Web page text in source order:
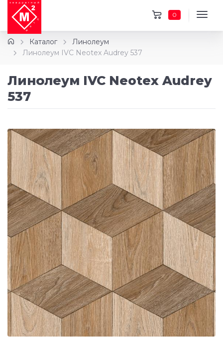
0
Каталог
Линолеум
Линолеум IVC Neotex Audrey 537
Линолеум IVC Neotex Audrey
537